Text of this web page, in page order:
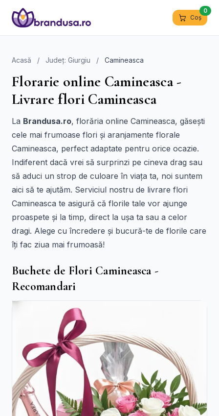
Coș
0
Acasă / Județ: Giurgiu / Camineasca
Florarie online Camineasca -
Livrare flori Camineasca
La Brandusa.ro, florăria online Camineasca, găsești
cele mai frumoase flori și aranjamente florale
Camineasca, perfect adaptate pentru orice ocazie.
Indiferent dacă vrei să surprinzi pe cineva drag sau
să aduci un strop de culoare în viața ta, noi suntem
aici să te ajutăm. Serviciul nostru de livrare flori
Camineasca te asigură că florile tale vor ajunge
proaspete și la timp, direct la ușa ta sau a celor
dragi. Alege cu încredere și bucură-te de florile care
îți fac ziua mai frumoasă!
Buchete de Flori Camineasca -
Recomandari